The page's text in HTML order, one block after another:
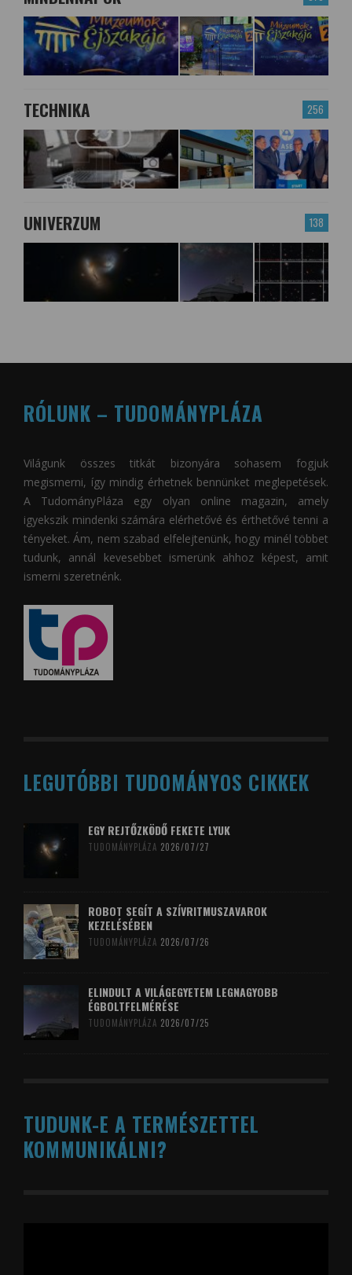
256
TECHNIKA
138
UNIVERZUM
RÓLUNK – TUDOMÁNYPLÁZA
Világunk összes titkát bizonyára sohasem fogjuk
megismerni, így mindig érhetnek bennünket meglepetések.
A TudományPláza egy olyan online magazin, amely
igyekszik mindenki számára elérhetővé és érthetővé tenni a
tényeket. Ám, nem szabad elfelejtenünk, hogy minél többet
tudunk, annál kevesebbet ismerünk ahhoz képest, amit
ismerni szeretnénk.
LEGUTÓBBI TUDOMÁNYOS CIKKEK
EGY REJTŐZKÖDŐ FEKETE LYUK
TUDOMÁNYPLÁZA 2026/07/27
ROBOT SEGÍT A SZÍVRITMUSZAVAROK
KEZELÉSÉBEN
TUDOMÁNYPLÁZA 2026/07/26
ELINDULT A VILÁGEGYETEM LEGNAGYOBB
ÉGBOLTFELMÉRÉSE
TUDOMÁNYPLÁZA 2026/07/25
TUDUNK-E A TERMÉSZETTEL
KOMMUNIKÁLNI?